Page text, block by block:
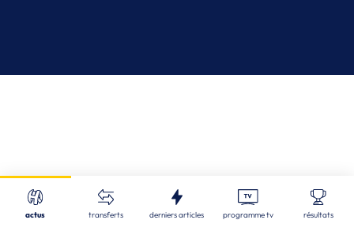
Recherche
actus transferts derniers articles programme tv résultats
Nos derniers articles
STL | 06/08/2026